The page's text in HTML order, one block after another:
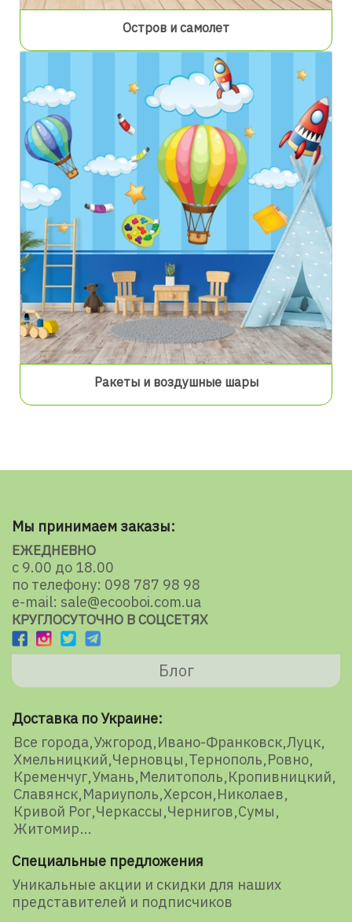
Остров и самолет
Ракеты и воздушные шары
Мы принимаем заказы:
ЕЖЕДНЕВНО
с 9.00 до 18.00
по телефону: 098 787 98 98
e-mail: sale@ecooboi.com.ua
КРУГЛОСУТОЧНО В СОЦСЕТЯХ
Блог
Доставка по Украине:
Все города Ужгород Ивано-Франковск Луцк
Хмельницкий Черновцы Тернополь Ровно
Кременчуг Умань Мелитополь Кропивницкий
Славянск Мариуполь Херсон Николаев
Кривой Рог Черкассы Чернигов Сумы
Житомир
Специальные предложения
Уникальные акции и скидки для наших
представителей и подписчиков